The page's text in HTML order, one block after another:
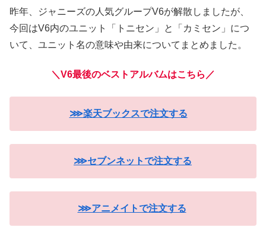
昨年、ジャニーズの人気グループV6が解散しましたが、
今回はV6内のユニット「トニセン」と「カミセン」につ
いて、ユニット名の意味や由来についてまとめました。
＼V6最後のベストアルバムはこちら ／
⋙楽天ブックスで注文する
⋙セブンネットで注文する
⋙アニメイトで注文する